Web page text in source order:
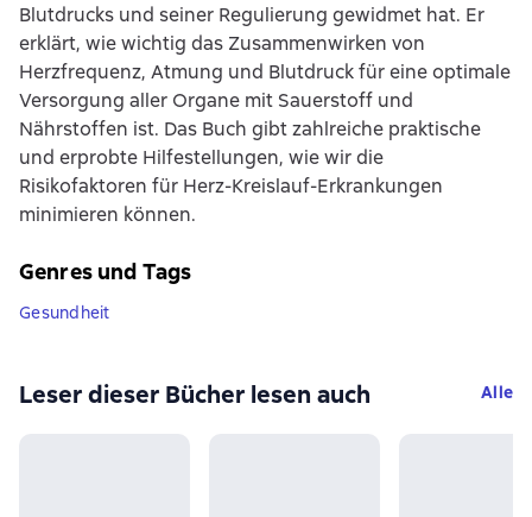
Blutdrucks und seiner Regulierung gewidmet hat. Er
erklärt, wie wichtig das Zusammenwirken von
Herzfrequenz, Atmung und Blutdruck für eine optimale
Versorgung aller Organe mit Sauerstoff und
Nährstoffen ist. Das Buch gibt zahlreiche praktische
und erprobte Hilfestellungen, wie wir die
Risikofaktoren für Herz-Kreislauf-Erkrankungen
minimieren können.
Genres und Tags
Gesundheit
Leser dieser Bücher lesen auch Alle